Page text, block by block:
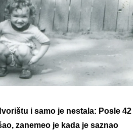
i samo je nestala: Posle 42
zanemeo je kada je saznao